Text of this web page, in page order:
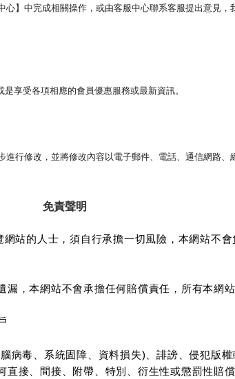
心】中完成相關操作，或由客服中心聯系客服提出意見
享受各項相應的會員優惠服務或最新資訊。
行修改，並將修改內容以電子郵件、電話、通信網路、
免責聲明
站的人士，須自行承擔一切風險，本網站不
，本網站不會承擔任何賠償責任，所有本網
病毒、系統固障、資料損失)、誹謗、侵犯版
接、間接、附帶、特別、衍生性或懲罰性賠償